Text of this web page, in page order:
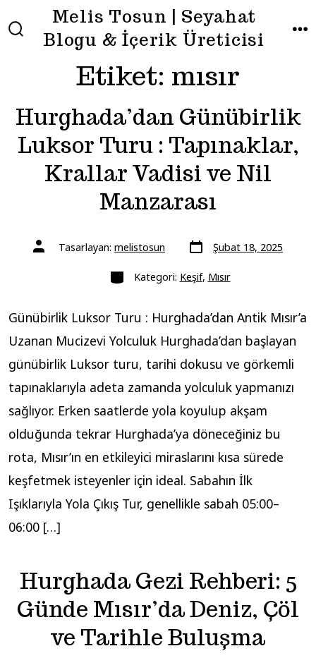
atlaARAMA
ÇUBUĞUNU
Melis Tosun | Seyahat
Blogu & İçerik Üreticisi
Etiket: mısır
Hurghada’dan Günübirlik
Luksor Turu : Tapınaklar,
Krallar Vadisi ve Nil
Manzarası
Yazının
yazarı Tasarlayan: melistosun Yazı
tarihi
Şubat 18, 2025
KategorilerKategori: Keşif, Mısır
Günübirlik Luksor Turu : Hurghada’dan Antik Mısır’a
Uzanan Mucizevi Yolculuk Hurghada’dan başlayan
günübirlik Luksor turu, tarihi dokusu ve görkemli
tapınaklarıyla adeta zamanda yolculuk yapmanızı
sağlıyor. Erken saatlerde yola koyulup akşam
olduğunda tekrar Hurghada’ya döneceğiniz bu
rota, Mısır’ın en etkileyici miraslarını kısa sürede
keşfetmek isteyenler için ideal. Sabahın İlk
Işıklarıyla Yola Çıkış Tur, genellikle sabah 05:00–
06:00 […]
Hurghada Gezi Rehberi: 5
Günde Mısır’da Deniz, Çöl
ve Tarihle Buluşma